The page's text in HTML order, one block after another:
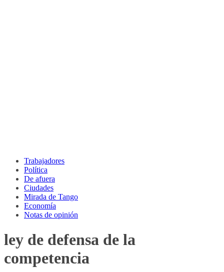
Trabajadores
Política
De afuera
Ciudades
Mirada de Tango
Economía
Notas de opinión
ley de defensa de la
competencia